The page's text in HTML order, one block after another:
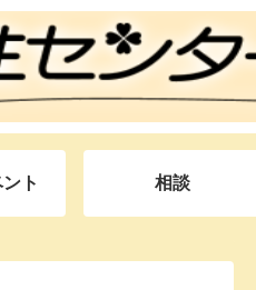
ト 相談